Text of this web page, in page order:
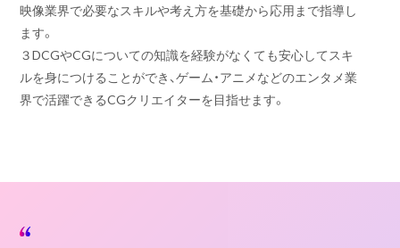
映像業界で必要なスキルや考え方を基礎から応用まで指導し
ます。
３DCGやCGについての知識を経験がなくても安心してスキ
ルを身につけることができ、ゲーム・アニメなどのエンタメ業
界で活躍できるCGクリエイターを目指せます。